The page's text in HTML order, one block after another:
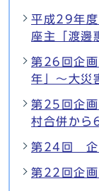
平成29年
座主「渡邊
第26回企
年」～大災
第25回企
村合併か
第24回 企
第22回企画